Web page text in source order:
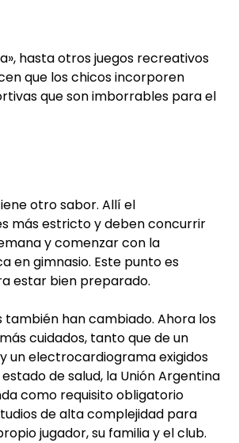
hasta otros juegos recreativos
que los chicos incorporen
que son imborrables para el
otro sabor. Allí el
más estricto y deben concurrir
y comenzar con la
en gimnasio. Este punto es
estar bien preparado.
también han cambiado. Ahora los
cuidados, tanto que de un
un electrocardiograma exigidos
de salud, la Unión Argentina
como requisito obligatorio
de alta complejidad para
jugador, su familia y el club.